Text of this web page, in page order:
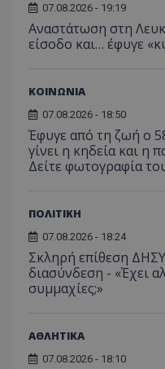
07.08.2026 - 19:19
Αναστάτωση στη
είσοδο και… έφυγε
ΚΟΙΝΩΝΙΑ
07.08.2026 - 18:50
Έφυγε από τη ζωή ο
γίνει η κηδεία και η
Δείτε φωτογραφία
ΠΟΛΙΤΙΚΗ
07.08.2026 - 18:24
Σκληρή επίθεση
διασύνδεση - «Έχει
συμμαχίες;»
ΑΘΛΗΤΙΚΑ
07.08.2026 - 18:10